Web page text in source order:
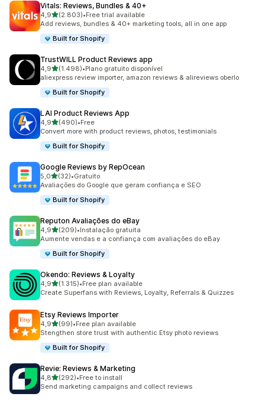
Vitals: Reviews, Bundles & 40+
4,9de 5 estrelas
(2.803)
2803 total de avaliações
•Free trial available
Add reviews, bundles & 40+ marketing tools, all in one app
Built for Shopify
TrustWILL Product Reviews app
4,9de 5 estrelas
(1.498)
1498 total de avaliações
•Plano gratuito disponível
aliexpress review importer, amazon reviews & alireviews oberlo
Built for Shopify
LAI Product Reviews App
4,9de 5 estrelas
(490)
490 total de avaliações
•Free
Convert more with product reviews, photos, testimonials
Built for Shopify
Google Reviews by RepOcean
5,0de 5 estrelas
(32)
32 total de avaliações
•Gratuito
Avaliações do Google que geram confiança e SEO
Built for Shopify
Reputon Avaliações do eBay
4,9de 5 estrelas
(209)
209 total de avaliações
•Instalação gratuita
Aumente vendas e a confiança com avaliações do eBay
Built for Shopify
Okendo: Reviews & Loyalty
4,9de 5 estrelas
(1.315)
1315 total de avaliações
•Free plan available
Create Superfans with Reviews, Loyalty, Referrals & Quizzes
Etsy Reviews Importer
4,9de 5 estrelas
(99)
99 total de avaliações
•Free plan available
Stengthen store trust with authentic Etsy photo reviews
Built for Shopify
Revie: Reviews & Marketing
4,8de 5 estrelas
(292)
292 total de avaliações
•Free to install
Send marketing campaigns and collect reviews